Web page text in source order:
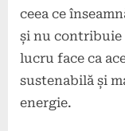
ceea ce
și nu contribuie
lucru face ca
sustenabilă și
energie.